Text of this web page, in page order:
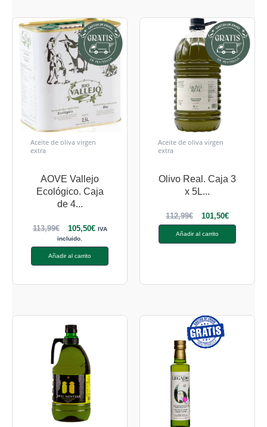
Aceite de oliva virgen
extra
AOVE Vallejo
Ecológico. Caja
de 4...
113,99€ 105,50€ IVA
incluido.
Añadir al carrito
Aceite de oliva virgen
extra
Olivo Real. Caja 3
x 5L...
112,99€ 101,50€
Añadir al carrito